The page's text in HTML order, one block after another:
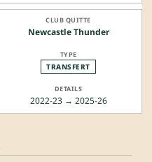
Newcastle Thunder
TRANSFERT
2022-23 → 2025-26